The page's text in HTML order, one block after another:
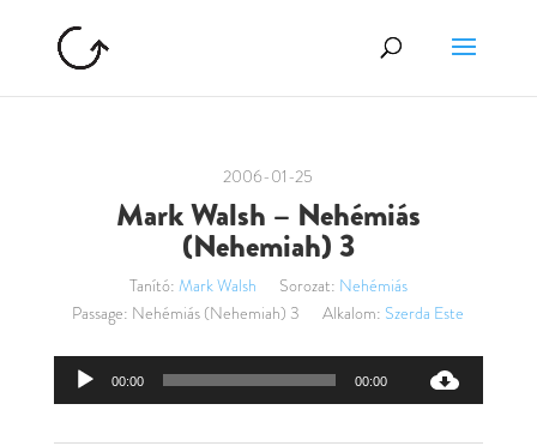
2006-01-25
Mark Walsh – Nehémiás
(Nehemiah) 3
Tanító: Mark Walsh Sorozat: Nehémiás
Passage: Nehémiás (Nehemiah) 3 Alkalom: Szerda Este
Audió
00:00 00:00